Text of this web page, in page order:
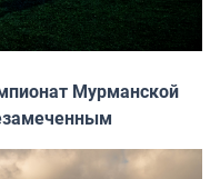
Мурманской